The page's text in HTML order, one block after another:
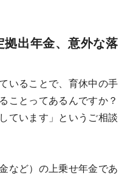
出年金、意外な落
いることで、育休中の手
ことってあるんですか？
ています」というご相談
など）の上乗せ年金であ